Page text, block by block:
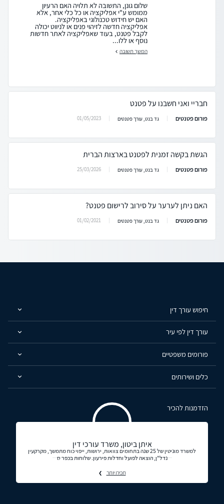
שלום גונן, התשובה לא תלויה האם הרעיון
ממומש ע"י אפליקציה או כל כלי אחר, אלא
האם יש חידוש טכנולוגי באפליקציה.
אפליקציה חדשה לזיהוי פנים או לניווט יכולה
לקבל פטנט, בעוד שאפליקציה לאתר חדשות
נוסף או ללו...
המשך תשובה
חבריי ואני חשבנו על פטנט
פורום פטנטים גד בנט, עורך פטנטים 01/05/2023
הגשת בקשה זמנית לפטנט בארצות הברית
פורום פטנטים גד בנט, עורך פטנטים 25/03/2026
האם ניתן לערער על סירוב לרישום פטנט?
פורום פטנטים גד בנט, עורך פטנטים 01/02/2021
חיפוש עורך דין
עורך דין לפי עיר
פורומים משפטיים
כלים ושירותים
הזדמנות להכיר
איתן ביטון, משרד עורכי דין
למשרד מוניטין של 25 שנה בתחומים צוואות, ירושות, ייפוי כוח מתמשך, מקרקעין
נדל"ן, הוצאה לפועל וחדלות פירעון. שלוחות בכפר ס
תכירו יותר